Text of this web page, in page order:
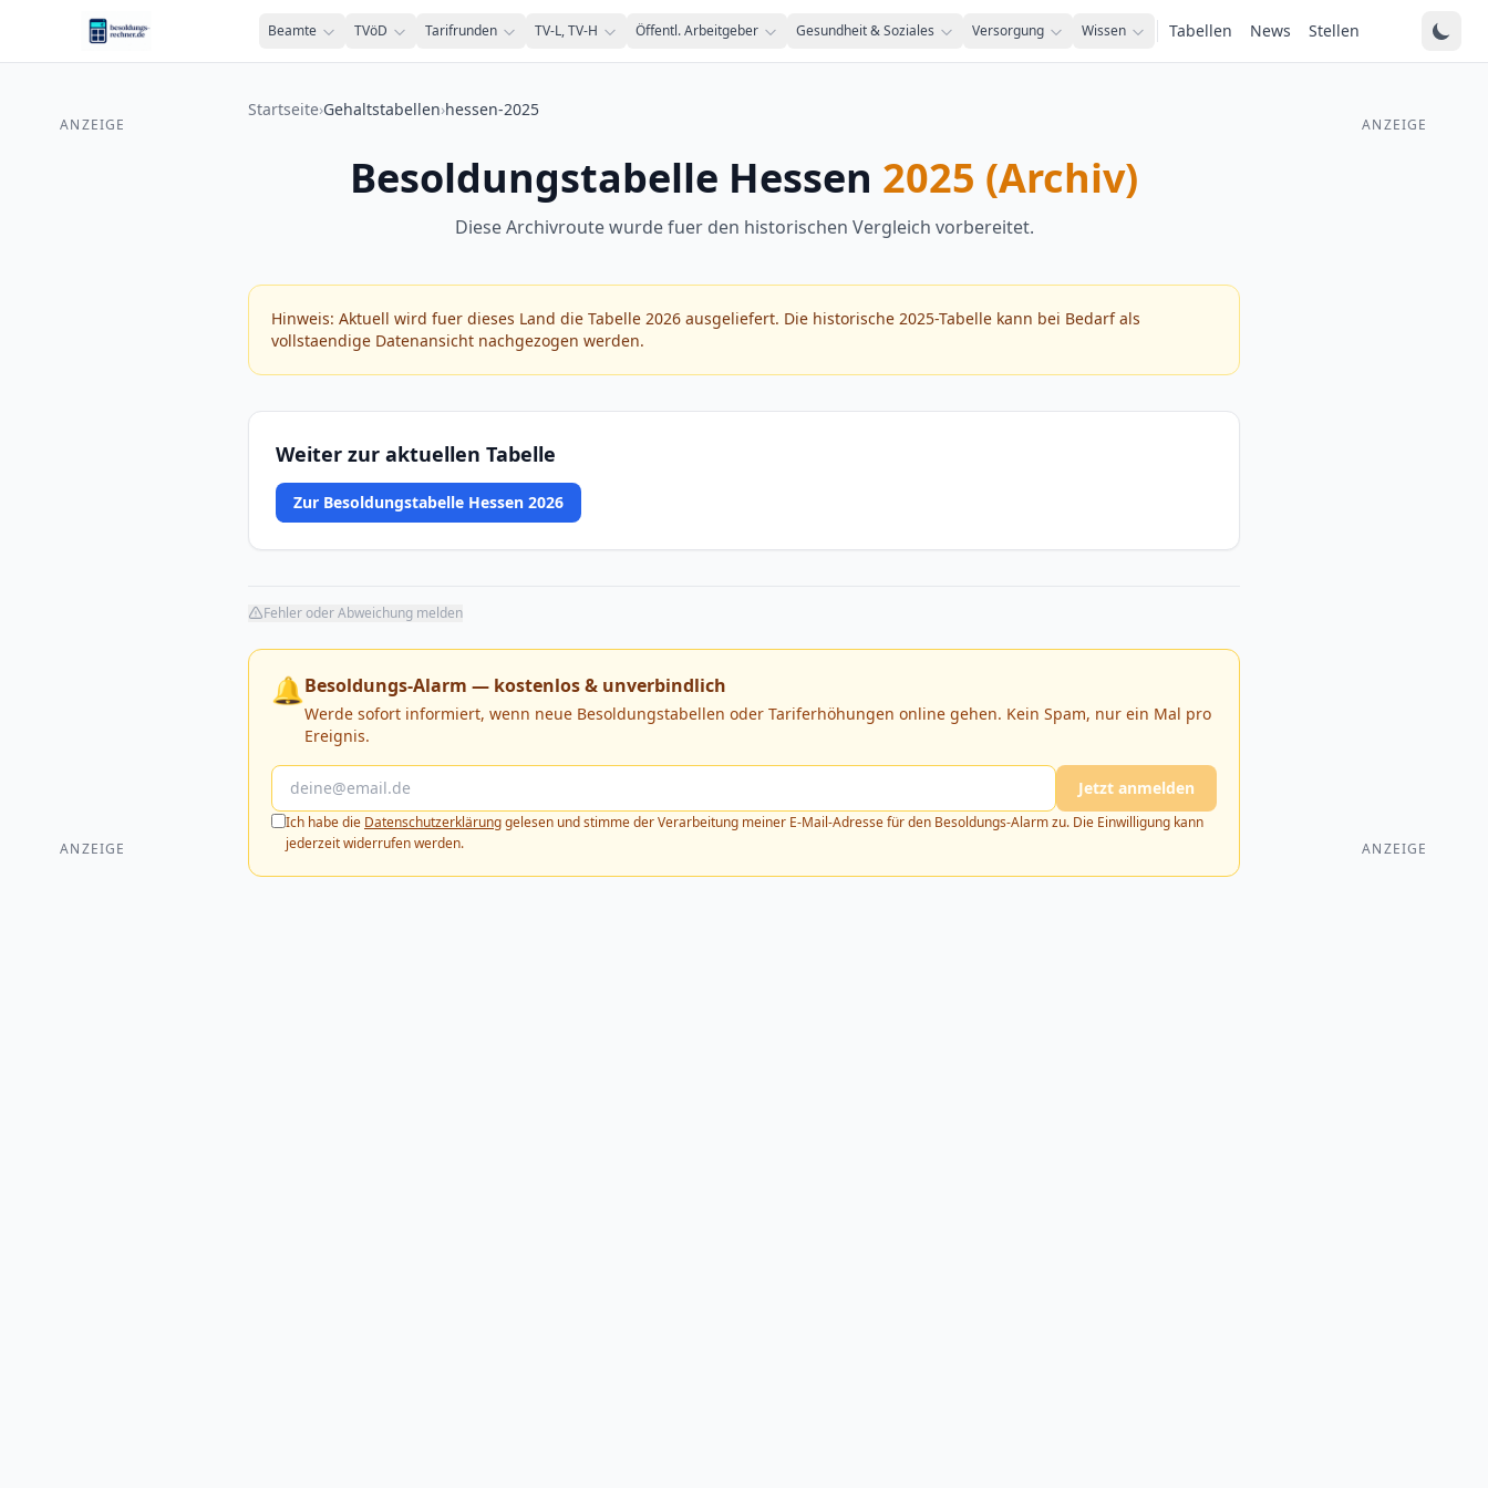
Zum Inhalt springen
Beamte TVöD Tarifrunden TV-L, TV-H Öffentl. Arbeitgeber Gesundheit & Soziales Versorgung Wissen Tabellen News Stellen
ANZEIGE
ANZEIGE
Startseite›Gehaltstabellen›hessen-2025
Besoldungstabelle Hessen 2025 (Archiv)
Diese Archivroute wurde fuer den historischen Vergleich vorbereitet.
Hinweis: Aktuell wird fuer dieses Land die Tabelle 2026 ausgeliefert. Die historische 2025-Tabelle kann bei Bedarf als
vollstaendige Datenansicht nachgezogen werden.
Weiter zur aktuellen Tabelle
Zur Besoldungstabelle Hessen 2026
Fehler oder Abweichung melden
🔔Besoldungs-Alarm — kostenlos & unverbindlich
Werde sofort informiert, wenn neue Besoldungstabellen oder Tariferhöhungen online gehen. Kein Spam, nur ein Mal pro
Ereignis.
Jetzt anmelden
Ich habe die Datenschutzerklärunggelesen und stimme der Verarbeitung meiner E-Mail-Adresse für den Besoldungs-Alarm zu. Die Einwilligung kann
jederzeit widerrufen werden.
ANZEIGE
ANZEIGE